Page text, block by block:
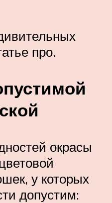
про.
окрасы
у которых
допустим: